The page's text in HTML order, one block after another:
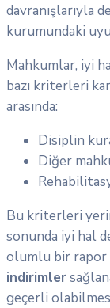
davranışlarıyla
kurumundaki
Mahkumlar, iyi
bazı kriterleri
arasında:
Disiplin
Diğer
Bu kriterleri
sonunda iyi hal
olumlu bir rapor
indirimler
geçerli